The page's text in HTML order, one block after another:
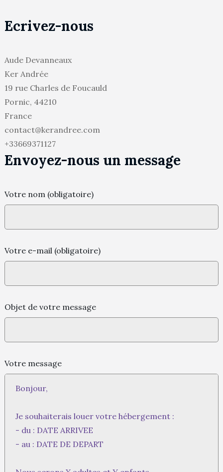
Ecrivez-nous
Aude Devanneaux
Ker Andrée
19 rue Charles de Foucauld
Pornic, 44210
France
contact@kerandree.com
+33669371127
Envoyez-nous un message
Votre nom (obligatoire)
Votre e-mail (obligatoire)
Objet de votre message
Votre message